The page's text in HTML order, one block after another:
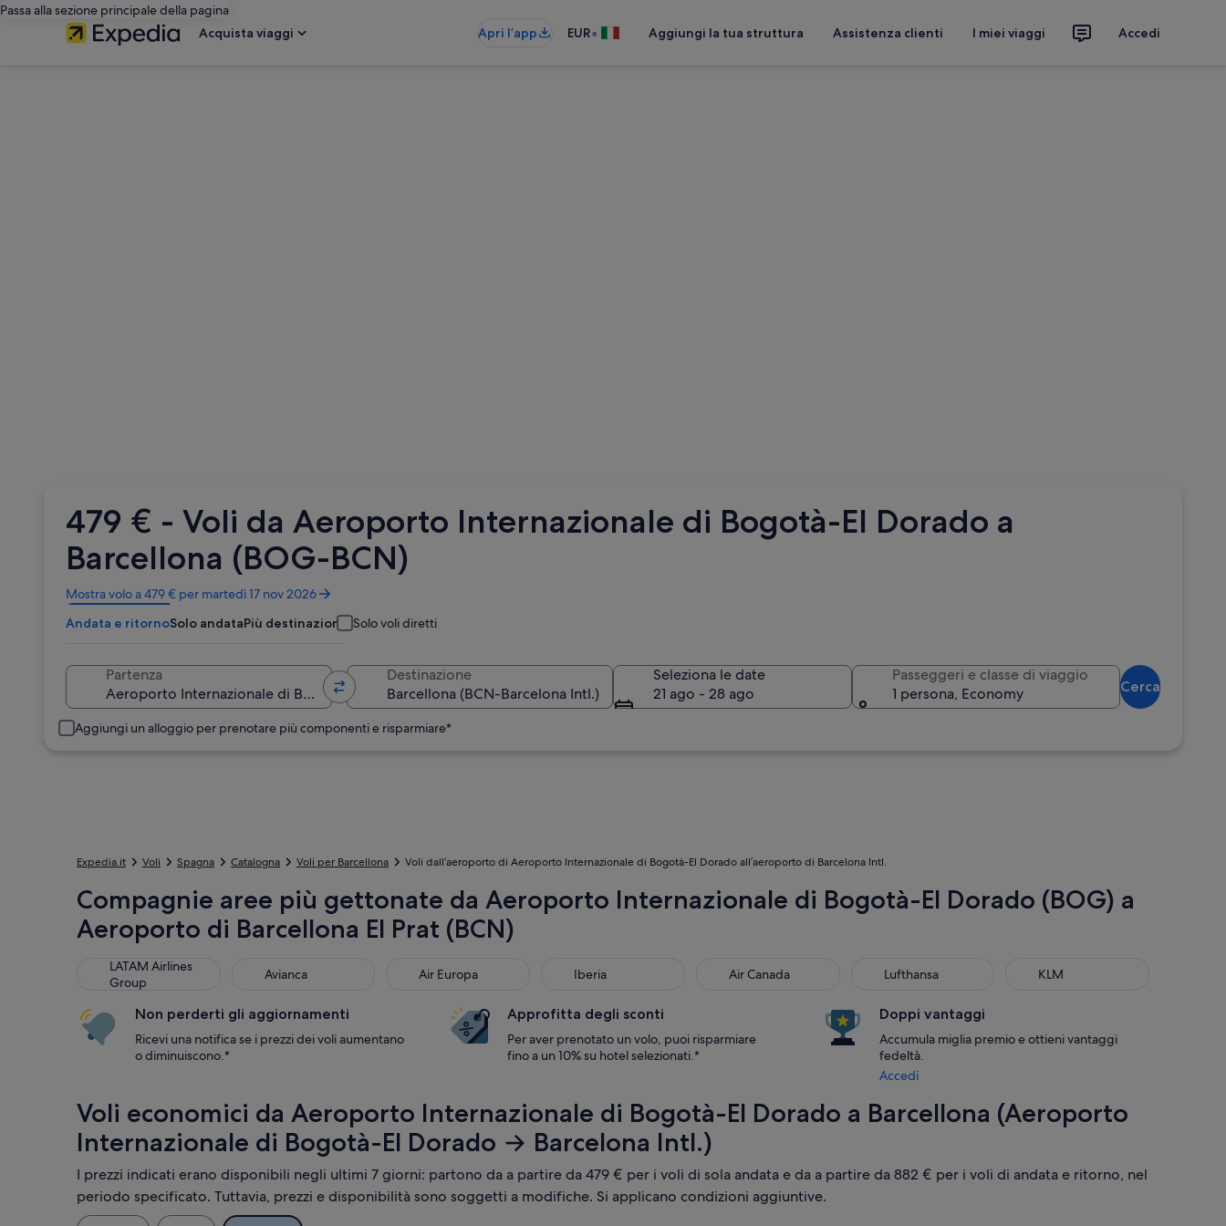
Passa alla sezione principale della pagina
Acquista viaggi
Apri l’app EUR• Aggiungi la tua struttura Assistenza clienti I miei viaggi Accedi
479 € - Voli da Aeroporto Internazionale di Bogotà-El Dorado a
Barcellona (BOG-BCN)
Mostra volo a 479 € per martedì 17 nov 2026
Apertura
in
un’altra
Andata e ritornoSolo andataPiù destinazioni Solo voli diretti
Partenza Destinazione
Seleziona le date
21 ago - 28 ago
Passeggeri e classe di viaggio
1 persona, Economy
Cerca
Aggiungi un alloggio per prenotare più componenti e risparmiare*
Expedia.it Voli Spagna Catalogna Voli per Barcellona Voli dall’aeroporto di Aeroporto Internazionale di Bogotà-El Dorado all’aeroporto di Barcelona Intl.
Compagnie aree più gettonate da Aeroporto Internazionale di Bogotà-El Dorado (BOG) a
Aeroporto di Barcellona El Prat (BCN)
LATAM Airlines
Group
LATAM Airlines Group Avianca
Avianca Air Europa
Air Europa Iberia
Iberia Air Canada
Air Canada Lufthansa
Lufthansa KLM
Non perderti gli aggiornamenti
Ricevi una notifica se i prezzi dei voli aumentano
o diminuiscono.*
Approfitta degli sconti
Per aver prenotato un volo, puoi risparmiare
fino a un 10% su hotel selezionati.*
Doppi vantaggi
Accumula miglia premio e ottieni vantaggi
fedeltà.
Accedi
Voli economici da Aeroporto Internazionale di Bogotà-El Dorado a Barcellona (Aeroporto
Internazionale di Bogotà-El Dorado → Barcelona Intl.)
I prezzi indicati erano disponibili negli ultimi 7 giorni: partono da a partire da 479 € per i voli di sola andata e da a partire da 882 € per i voli di andata e ritorno, nel
periodo specificato. Tuttavia, prezzi e disponibilità sono soggetti a modifiche. Si applicano condizioni aggiuntive.